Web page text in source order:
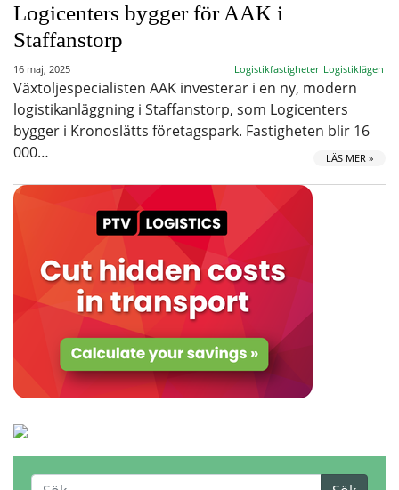
Logicenters bygger för AAK i
Staffanstorp
16 maj, 2025 Logistikfastigheter Logistiklägen
Växtoljespecialisten AAK investerar i en ny, modern
logistikanläggning i Staffanstorp, som Logicenters
bygger i Kronoslätts företagspark. Fastigheten blir 16
000…
LÄS MER »